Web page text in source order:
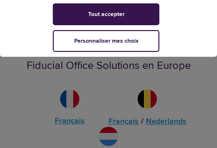
Fiducial Office Solutions en Europe
Français Français / Nederlands
Personnaliser mes choix
Tout accepter